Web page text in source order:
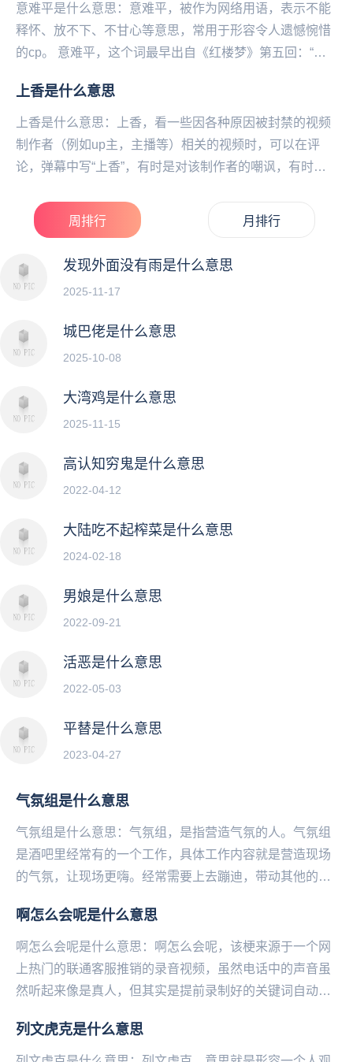
意难平是什么意思：意难平，被作为网络用语，表示不能
释怀、放不下、不甘心等意思，常用于形容令人遗憾惋惜
的cp。 意难平，这个词最早出自《红楼梦》第五回：“都
上香是什么意思
上香是什么意思：上香，看一些因各种原因被封禁的视频
制作者（例如up主，主播等）相关的视频时，可以在评
论，弹幕中写“上香”，有时是对该制作者的嘲讽，有时却
周排行 月排行
发现外面没有雨是什么意思
2025-11-17
城巴佬是什么意思
2025-10-08
大湾鸡是什么意思
2025-11-15
高认知穷鬼是什么意思
2022-04-12
大陆吃不起榨菜是什么意思
2024-02-18
男娘是什么意思
2022-09-21
活恶是什么意思
2022-05-03
平替是什么意思
2023-04-27
气氛组是什么意思
气氛组是什么意思：气氛组，是指营造气氛的人。气氛组
是酒吧里经常有的一个工作，具体工作内容就是营造现场
的气氛，让现场更嗨。经常需要上去蹦迪，带动其他的人
气...
啊怎么会呢是什么意思
啊怎么会呢是什么意思：啊怎么会呢，该梗来源于一个网
上热门的联通客服推销的录音视频，虽然电话中的声音虽
然听起来像是真人，但其实是提前录制好的关键词自动回
常...
列文虎克是什么意思